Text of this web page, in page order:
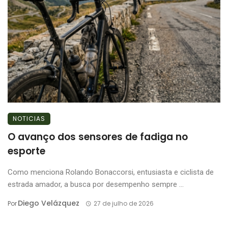
NOTICIAS
O avanço dos sensores de fadiga no
esporte
Como menciona Rolando Bonaccorsi, entusiasta e ciclista de
estrada amador, a busca por desempenho sempre ...
PorDiego Velázquez 27 de julho de 2026